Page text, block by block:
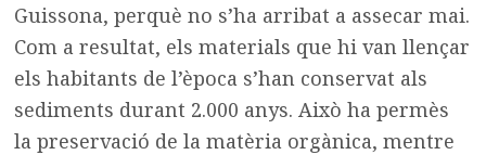
Guissona, perquè no s’ha arribat a assecar mai.
Com a resultat, els materials que hi van llençar
els habitants de l’època s’han conservat als
sediments durant 2.000 anys. Això ha permès
la preservació de la matèria orgànica, mentre